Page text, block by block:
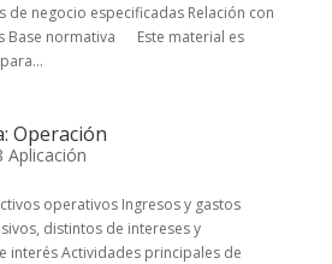
de negocio especificadas Relación con
Base normativa Este material es
Operación
Aplicación
operativos Ingresos y gastos
distintos de intereses y
interés Actividades principales de